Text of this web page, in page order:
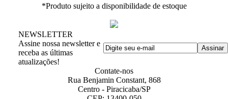
*Produto sujeito a disponibilidade de estoque
NEWSLETTER
Assine nossa newsletter e
receba as últimas
atualizações!
Contate-nos
Rua Benjamin Constant, 868
Centro - Piracicaba/SP